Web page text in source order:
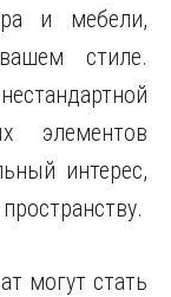
и мебели,
стиле.
элементов
интерес,
могут стать